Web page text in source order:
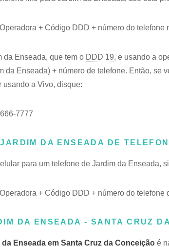
+ Código DDD + número do telefone
da Enseada, que tem o DDD 19, e usando a
da Enseada) + número de telefone. Então, se
usando a Vivo, disque:
7777
DA ENSEADA DE
para um telefone de Jardim da Enseada,
+ Código DDD + número do telefone
DA ENSEADA - SANTA CRUZ
Enseada em Santa Cruz da Conceição é